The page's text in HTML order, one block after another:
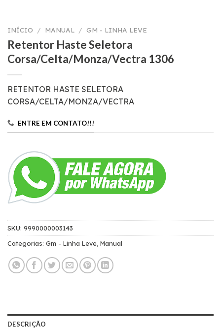
INÍCIO / MANUAL / GM - LINHA LEVE
Retentor Haste Seletora
Corsa/Celta/Monza/Vectra 1306
RETENTOR HASTE SELETORA
CORSA/CELTA/MONZA/VECTRA
ENTRE EM CONTATO!!!
SKU: 9990000003143
Categorias: Gm - Linha Leve, Manual
DESCRIÇÃO